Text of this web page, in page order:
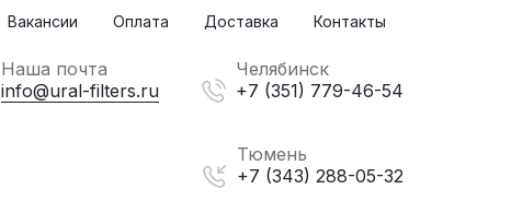
Вакансии Оплата Доставка Контакты
Наша почта
info@ural-filters.ru
Челябинск
+7 (351) 779-46-54
Тюмень
+7 (343) 288-05-32